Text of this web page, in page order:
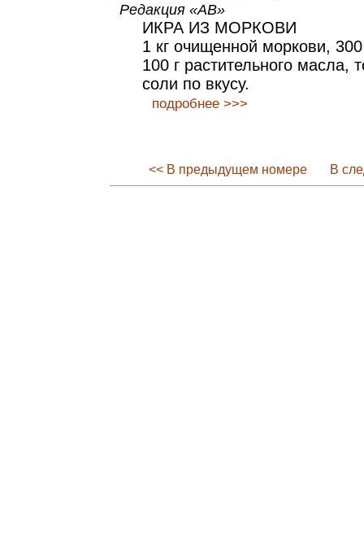
Редакция «АВ»
ИКРА ИЗ МОРКОВИ
1 кг очищенной моркови, 300
100 г растительного масла,
соли по вкусу.
подробнее >>>
<< В предыдущем номере В